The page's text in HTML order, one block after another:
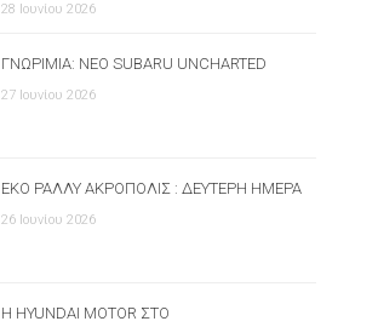
28 Ιουνίου 2026
ΓΝΩΡΙΜΊΑ: ΝΈΟ SUBARU UNCHARTED
27 Ιουνίου 2026
ΕΚΟ ΡΆΛΛΥ ΑΚΡΌΠΟΛΙΣ : ΔΕΎΤΕΡΗ ΗΜΈΡΑ
26 Ιουνίου 2026
Η HYUNDAI MOTOR ΣΤΟ